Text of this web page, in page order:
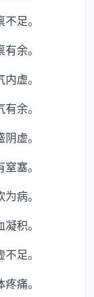
足。
余。
虚。
余。
虚。
塞。
病。
积。
足。
痛。